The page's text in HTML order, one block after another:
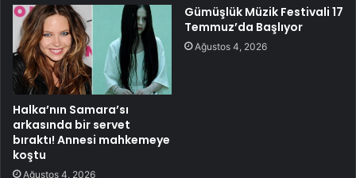
Halka’nın Samara’sı
arkasında bir servet
bıraktı! Annesi mahkemeye
koştu
Ağustos 4, 2026
Gümüşlük Müzik Festivali 17
Temmuz’da Başlıyor
Ağustos 4, 2026